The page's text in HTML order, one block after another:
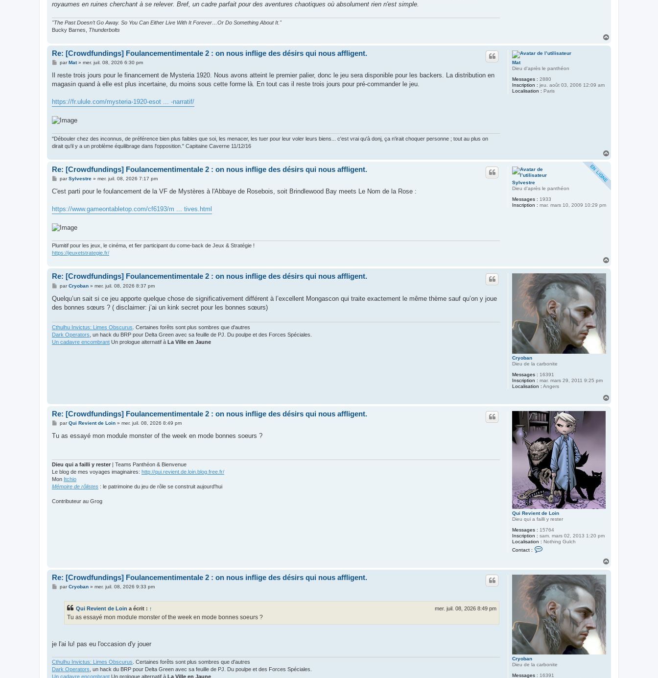
royaumes en ruines cherchant à se relever. Bref, un cadre parfait pour des aventures chaotiques où absolument rien n'est simple.
"The Past Doesn’t Go Away. So You Can Either Live With It Forever…Or Do Something About It."
Bucky Barnes, Thunderbolts
Mat
Dieu d'après le panthéon
Messages : 2880
Inscription : jeu. août 03, 2006 12:09 am
Localisation : Paris
Re: [Crowdfundings] Foulancementimentale 2 : on nous inflige des désirs qui nous affligent.
M
s
a
parMat» mer. juil. 08, 2026 6:30 pm
Il reste trois jours pour le financement de Mysteria 1920. Nous avons atteint le premier palier, donc le jeu sera disponible pour les backers. La distribution en
magasin quand à elle est plus incertaine, du moins sous cette forme là. En tout cas il reste trois jours pour pré-commander le jeu.
https://fr.ulule.com/mysteria-1920-esot ... -narratif/
"Débouler chez des inconnus, de préférence bien plus faibles que soi, les menacer, les tuer pour leur voler leurs biens... c'est vrai qu'à donj, ça n'irait choquer personne ; tout au plus on
dirait qu'il y a un problème équilibrage dans l'opposition." Capitaine Caverne 11/12/16
Sylvestre
Dieu d'après le panthéon
Messages : 1933
Inscription : mar. mars 10, 2009 10:29 pm
Re: [Crowdfundings] Foulancementimentale 2 : on nous inflige des désirs qui nous affligent.
M
s
g
e
parSylvestre» mer. juil. 08, 2026 7:17 pm
C'est parti pour le foulancement de la VF de Mystères à l'Abbaye de Rosebois, soit Brindlewood Bay meets Le Nom de la Rose :
https://www.gameontabletop.com/cf6193/m ... tives.html
Plumitif pour les jeux, le cinéma, et fier participant du come-back de Jeux & Stratégie !
https://jeuxetstrategie.fr/
Cryoban
Dieu de la carbonite
Messages : 16391
Inscription : mar. mars 29, 2011 9:25 pm
Localisation : Angers
Re: [Crowdfundings] Foulancementimentale 2 : on nous inflige des désirs qui nous affligent.
M
s
a
parCryoban» mer. juil. 08, 2026 8:37 pm
Quelqu’un sait si ce jeu apporte quelque chose de significativement différent à l’excellent Mongascon qui traite exactement le même thème sauf qu’on y joue
des bonnes sœurs ? ( disclaimer: j’ai un kink secret pour les bonnes sœurs)
Cthulhu Invictus: Limes Obscurus . Certaines forêts sont plus sombres que d'autres
Dark Operators , un hack du BRP pour Delta Green avec sa feuille de PJ. Du poulpe et des Forces Spéciales.
Un cadavre encombrant Un prologue alternatif à La Ville en Jaune
Qui Revient de Loin
Dieu qui a failli y rester
Messages : 15764
Inscription : sam. mars 02, 2013 1:20 pm
Localisation : Nothing Gulch
Contact :
a
c
t
e
r
Q
u
R
e
v
i
e
n
e
o
Re: [Crowdfundings] Foulancementimentale 2 : on nous inflige des désirs qui nous affligent.
M
s
parQui Revient de Loin» mer. juil. 08, 2026 8:49 pm
Tu as essayé mon module monster of the week en mode bonnes soeurs ?
Dieu qui a failli y rester | Teams Panthéon & Bienvenue
Le blog de mes voyages imaginaires: http://qui.revient.de.loin.blog.free.fr/
Mon Itchio
Mémoire de rôlistes : le patrimoine du jeu de rôle se construit aujourd'hui
Contributeur au Grog
Cryoban
Dieu de la carbonite
Messages : 16391
Re: [Crowdfundings] Foulancementimentale 2 : on nous inflige des désirs qui nous affligent.
MparCryoban» mer. juil. 08, 2026 9:33 pm
Qui Revient de Loin a écrit : ↑ mer. juil. 08, 2026 8:49 pm
Tu as essayé mon module monster of the week en mode bonnes soeurs ?
je l'ai lu! pas eu l'occasion d'y jouer
Cthulhu Invictus: Limes Obscurus. Certaines forêts sont plus sombres que d'autres
Dark Operators, un hack du BRP pour Delta Green avec sa feuille de PJ. Du poulpe et des Forces Spéciales.
Un cadavre encombrant Un prologue alternatif à La Ville en Jaune